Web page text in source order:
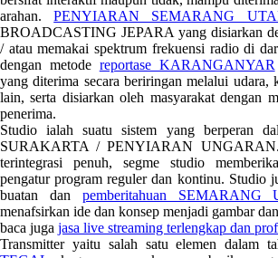
arahan.PENYIARAN SEMARANG
BROADCASTING JEPARA yang disiarkan
/ atau memakai spektrum frekuensi radio di
dengan metode reportase KARANGANYAR
yang diterima secara beriringan melalui udara,
lain, serta disiarkan oleh masyarakat dengan
penerima.
Studio ialah suatu sistem yang berperan
SURAKARTA / PENYIARAN UNGARAN.
terintegrasi penuh, segme studio
pengatur program reguler dan kontinu. Studio
buatan dan pemberitahuan SEMARANG
menafsirkan ide dan konsep menjadi gambar
baca juga jasa live streaming terlengkap dan
Transmitter yaitu salah satu elemen dalam